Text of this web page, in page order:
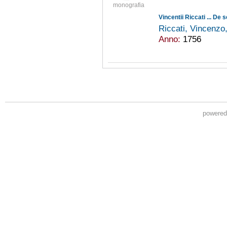
monografia
Riccati,
Anno: 1756